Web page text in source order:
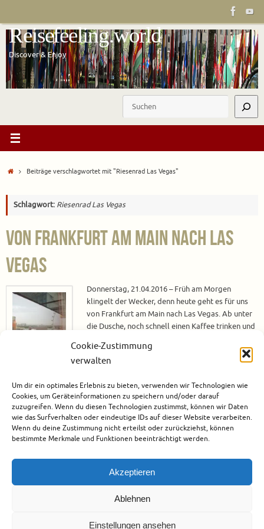
Cookie-Zustimmung
verwalten
Um dir ein optimales Erlebnis zu bieten, verwenden wir Technologien wie
Cookies, um Geräteinformationen zu speichern und/oder darauf
zuzugreifen. Wenn du diesen Technologien zustimmst, können wir Daten
wie das Surfverhalten oder eindeutige IDs auf dieser Website verarbeiten.
Wenn du deine Zustimmung nicht erteilst oder zurückziehst, können
bestimmte Merkmale und Funktionen beeinträchtigt werden.
Akzeptieren
Ablehnen
Einstellungen ansehen
springen
Reisefeeling.world
Discover & Enjoy
StartBeiträge verschlagwortet mit "Riesenrad Las Vegas"
Schlagwort: Riesenrad Las Vegas
Von Frankfurt am Main nach Las
Vegas
Donnerstag, 21.04.2016 – Früh am Morgen
klingelt der Wecker, denn heute geht es für uns
von Frankfurt am Main nach Las Vegas. Ab unter
die Dusche, noch schnell einen Kaffee trinken und
Also, Koffer schnappen, nochmal schnell
überprüfen, ob das Wichtigste – wie zum Beispiel
das Taxi auch schon los. Frankfurt…
Weiterlesen
Juni 14, 2016 Nordamerika,USA